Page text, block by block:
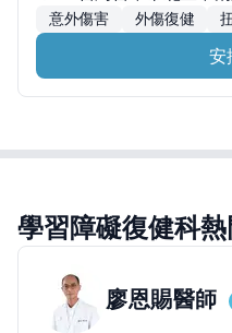
意外傷害 外傷復健
安
學習障礙復健科
廖恩賜醫師